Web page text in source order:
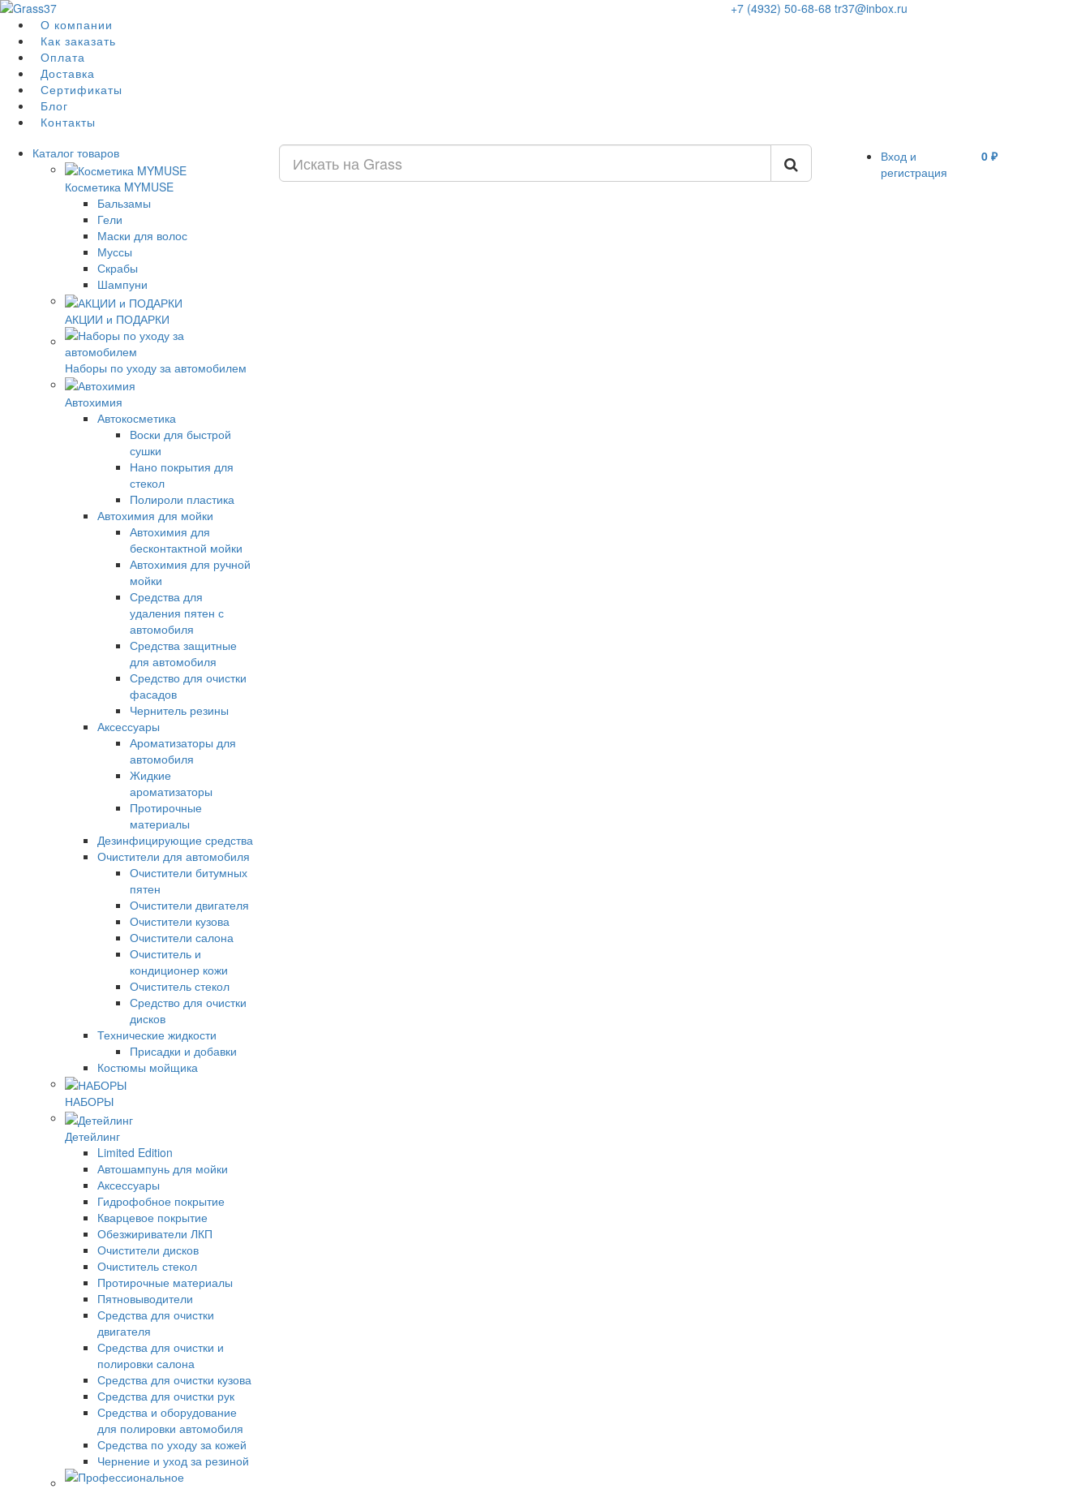
О компании
Как заказать
Оплата
Доставка
Сертификаты
Блог
Контакты
+7 (4932) 50-68-68 tr37@inbox.ru
Каталог товаров
Косметика MYMUSE
Бальзамы
Гели
Маски для волос
Муссы
Скрабы
Шампуни
АКЦИИ и ПОДАРКИ
Наборы по уходу за автомобилем
Автохимия
Автокосметика
Воски для быстрой
сушки
Нано покрытия для
стекол
Полироли пластика
Автохимия для мойки
Автохимия для
бесконтактной мойки
Автохимия для ручной
мойки
Средства для
удаления пятен с
автомобиля
Средства защитные
для автомобиля
Средство для очистки
фасадов
Чернитель резины
Аксессуары
Ароматизаторы для
автомобиля
Жидкие
ароматизаторы
Протирочные
материалы
Дезинфицирующие средства
Очистители для автомобиля
Очистители битумных
пятен
Очистители двигателя
Очистители кузова
Очистители салона
Очиститель и
кондиционер кожи
Очиститель стекол
Средство для очистки
дисков
Технические жидкости
Присадки и добавки
Костюмы мойщика
НАБОРЫ
Детейлинг
Limited Edition
Автошампунь для мойки
Аксессуары
Гидрофобное покрытие
Кварцевое покрытие
Обезжириватели ЛКП
Очистители дисков
Очиститель стекол
Протирочные материалы
Пятновыводители
Средства для очистки
двигателя
Средства для очистки и
полировки салона
Средства для очистки кузова
Средства для очистки рук
Средства и оборудование
для полировки автомобиля
Средства по уходу за кожей
Чернение и уход за резиной
Вход и
регистрация
0 ₽